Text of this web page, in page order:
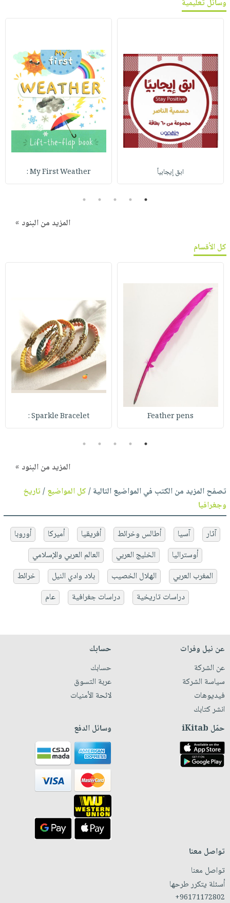
وسائل تعليمية
ابق إيجابياً My First Weather :
1
2
3
4
5
المزيد من البنود »
كل الأقسام
Feather pens
Sparkle Bracelet :
1
2
3
4
5
المزيد من البنود »
تصفح المزيد من الكتب في المواضيع التالية /كل المواضيع/تاريخ
وجغرافيا
آثار آسيا أطالس وخرائط أفريقيا أميركا
أوروبا
أوستراليا
الخليج العربي
العالم العربي والإسلامي
المغرب العربي
الهلال الخصيب بلاد وادي النيل
خرائط
دراسات تاريخية
دراسات جغرافية عام
عن نيل وفرات
عن الشركة
سياسة الشركة
فيديوهات
انشر كتابك
حسابك
حسابك
عربة التسوق
لائحة الأمنيات
حمّل iKitab وسائل الدفع
تواصل معنا
تواصل معنا
أسئلة يتكرر طرحها
+96171172802